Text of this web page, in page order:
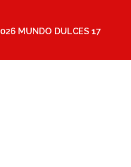
MUNDO DULCES 17